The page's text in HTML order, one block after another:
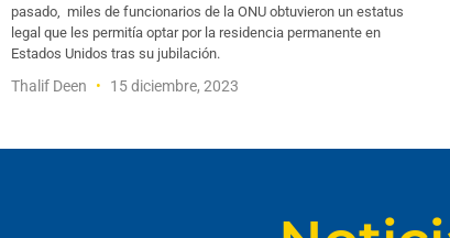
pasado, miles de funcionarios de la ONU obtuvieron un estatus
legal que les permitía optar por la residencia permanente en
Estados Unidos tras su jubilación.
Thalif Deen 15 diciembre, 2023